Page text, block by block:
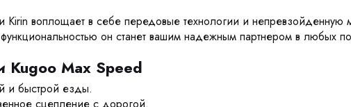
Kirin воплощает в себе передовые технологии и
он станет вашим надежным партнером в любых
Kugoo Max Speed
и быстрой езды.